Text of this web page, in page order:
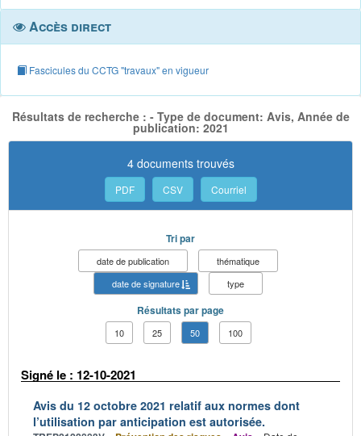
Accès direct
Fascicules du CCTG "travaux" en vigueur
Résultats de recherche : - Type de document: Avis, Année de
publication: 2021
4 documents trouvés
PDF CSV Courriel
Tri par
date de publication
thématique
date de signature
type
Résultats par page
10 25 50 100
Signé le : 12-10-2021
Avis du 12 octobre 2021 relatif aux normes dont
l’utilisation par anticipation est autorisée.